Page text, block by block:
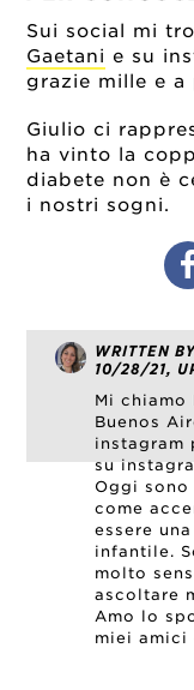
Sui social mi
Gaetani e su
grazie mille e a
Giulio ci
ha vinto la
diabete non è
i nostri sogni.
WRITTEN
10/28/21,
Mi chiamo
Buenos
instagram
su
Oggi sono
come
essere
infantile.
molto
ascoltare
Amo lo
miei amici